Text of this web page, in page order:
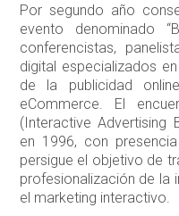
Por segundo año
evento denominado
conferencistas,
digital especializados
de la publicidad
eCommerce. El
(Interactive Advertising
en 1996, con
persigue el objetivo de
profesionalización de la
el marketing interactivo.